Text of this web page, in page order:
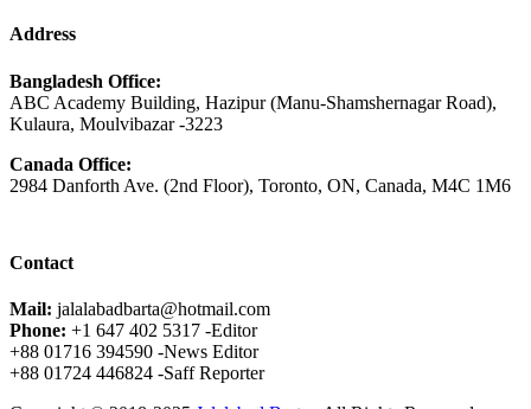
Address
Bangladesh Office:
ABC Academy Building, Hazipur (Manu-Shamshernagar Road),
Kulaura, Moulvibazar -3223
Canada Office:
2984 Danforth Ave. (2nd Floor), Toronto, ON, Canada, M4C 1M6
Contact
Mail: jalalabadbarta@hotmail.com
Phone: +1 647 402 5317 -Editor
+88 01716 394590 -News Editor
+88 01724 446824 -Saff Reporter